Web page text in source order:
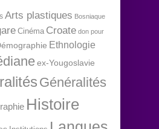
Arts plastiques Bosniaque
Cinéma Croate don pour
Ethnologie
ex-Yougoslavie
Généralités
Histoire